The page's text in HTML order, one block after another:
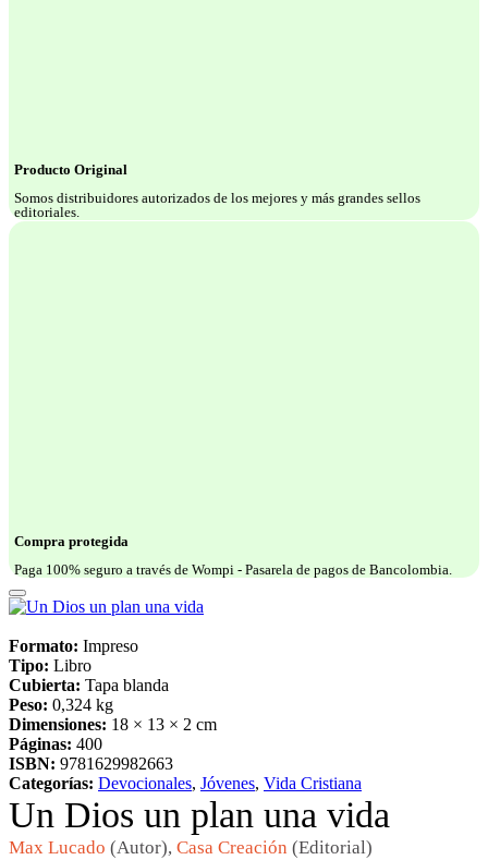
Producto Original
Somos distribuidores autorizados de los mejores y más grandes sellos
editoriales.
Compra protegida
Paga 100% seguro a través de Wompi - Pasarela de pagos de Bancolombia.
Formato: Impreso
Tipo: Libro
Cubierta: Tapa blanda
Peso: 0,324 kg
Dimensiones: 18 × 13 × 2 cm
Páginas: 400
ISBN: 9781629982663
Categorías: Devocionales, Jóvenes, Vida Cristiana
Un Dios un plan una vida
Max Lucado (Autor), Casa Creación (Editorial)